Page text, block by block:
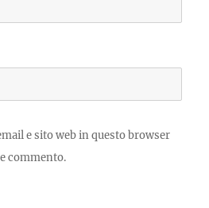
e sito web in questo browser
commento.